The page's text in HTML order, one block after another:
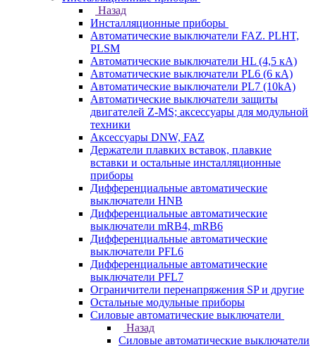
Назад
Инсталляционные приборы
Автоматические выключатели FAZ. PLHT,
PLSM
Автоматические выключатели HL (4,5 кА)
Автоматические выключатели PL6 (6 кА)
Автоматические выключатели PL7 (10kA)
Автоматические выключатели защиты
двигателей Z-MS; аксессуары для модульной
техники
Аксессуары DNW, FAZ
Держатели плавких вставок, плавкие
вставки и остальные инсталляционные
приборы
Дифференциальные автоматические
выключатели HNB
Дифференциальные автоматические
выключатели mRB4, mRB6
Дифференциальные автоматические
выключатели PFL6
Дифференциальные автоматические
выключатели PFL7
Ограничители перенапряжения SP и другие
Остальные модульные приборы
Силовые автоматические выключатели
Назад
Силовые автоматические выключатели